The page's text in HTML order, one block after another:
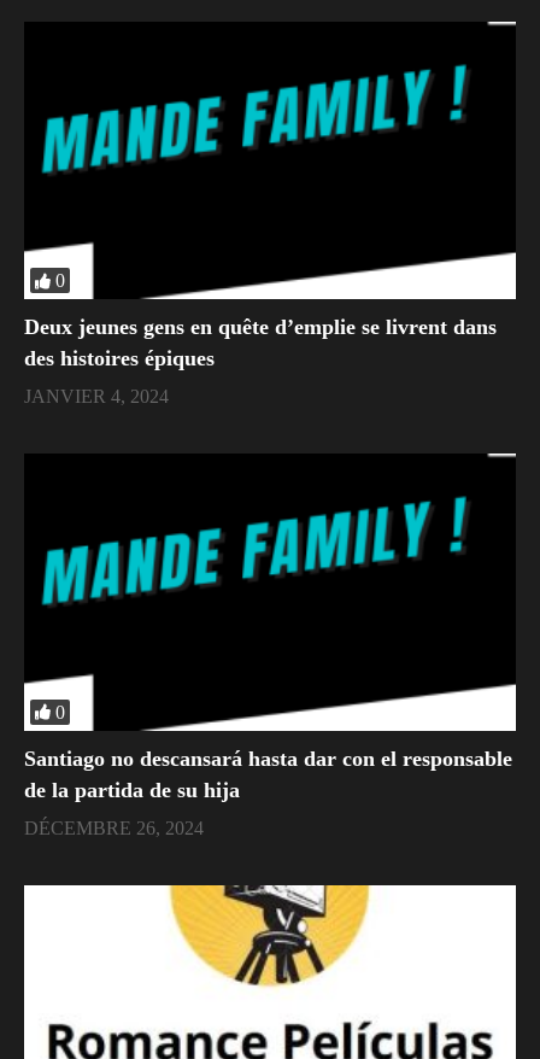
0
Deux jeunes gens en quête d’emplie se livrent dans
des histoires épiques
JANVIER 4, 2024
0
Santiago no descansará hasta dar con el responsable
de la partida de su hija
DÉCEMBRE 26, 2024